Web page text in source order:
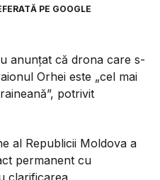
PE GOOGLE
anunțat că drona care s-
Orhei este „cel mai
potrivit
al Republicii Moldova a
permanent cu